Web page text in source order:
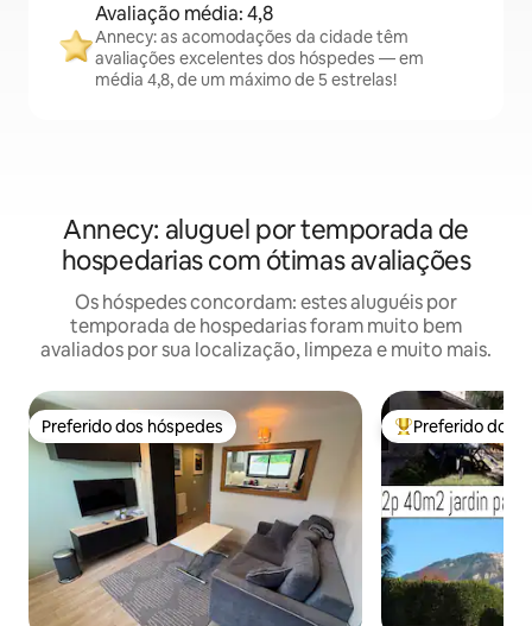
Avaliação média: 4,8
Annecy: as acomodações da cidade têm
avaliações excelentes dos hóspedes — em
média 4,8, de um máximo de 5 estrelas!
Annecy: aluguel por temporada de
hospedarias com ótimas avaliações
Os hóspedes concordam: estes aluguéis por
temporada de hospedarias foram muito bem
avaliados por sua localização, limpeza e muito mais.
Preferido dos hóspedes
Preferido dos hóspedes Entre os
Preferido dos